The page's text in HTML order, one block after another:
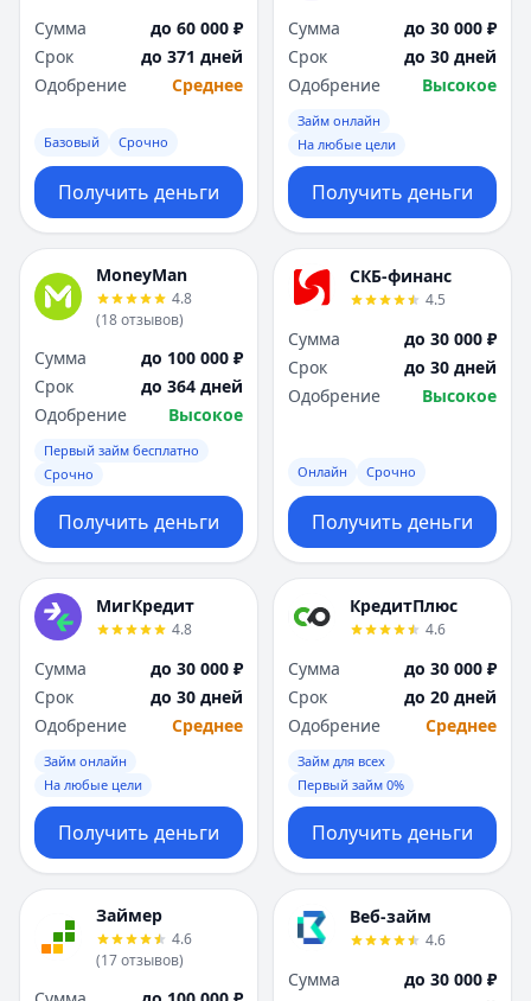
Сумма
до 60 000 ₽
Срок
до 371 дней
Одобрение
Среднее
Базовый Срочно
Получить деньги
Сумма
до 30 000 ₽
Срок
до 30 дней
Одобрение
Высокое
Займ онлайн
На любые цели
Получить деньги
MoneyMan
4.8
(18отзывов)
Сумма
до 100 000 ₽
Срок
до 364 дней
Одобрение
Высокое
Первый займ бесплатно
Срочно
Получить деньги
СКБ-финанс
4.5
Сумма
до 30 000 ₽
Срок
до 30 дней
Одобрение
Высокое
Онлайн Срочно
Получить деньги
МигКредит
4.8
Сумма
до 30 000 ₽
Срок
до 30 дней
Одобрение
Среднее
Займ онлайн
На любые цели
Получить деньги
КредитПлюс
4.6
Сумма
до 30 000 ₽
Срок
до 20 дней
Одобрение
Среднее
Займ для всех
Первый займ 0%
Получить деньги
Займер
4.6
(17отзывов)
Веб-займ
4.6
Сумма
до 30 000 ₽